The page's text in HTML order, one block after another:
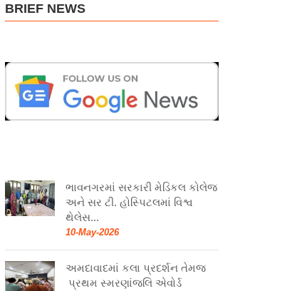
BRIEF NEWS
ભાવનગરમાં સરકારી મેડિકલ કોલેજ
અને સર ટી. હોસ્પિટલમાં વિશ્વ
થેલેસ...
10-May-2026
અમદાવાદમાં કલા પ્રદર્શન તેમજ
પ્રથમ સ્મરણાંજલિ એવોર્ડ